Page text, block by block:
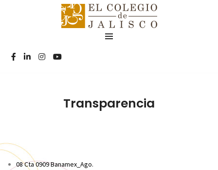
Transparencia
08 Cta 0909 Banamex_Ago.